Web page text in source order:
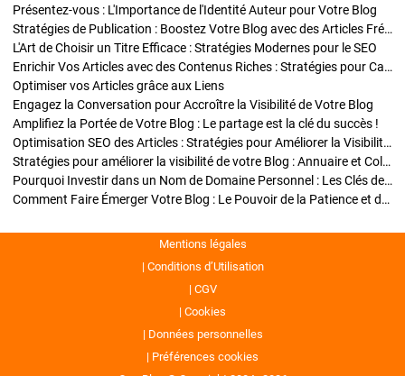
Présentez-vous : L'Importance de l'Identité Auteur pour Votre Blog
Stratégies de Publication : Boostez Votre Blog avec des Articles Fréquents et Exclusifs
L'Art de Choisir un Titre Efficace : Stratégies Modernes pour le SEO
Enrichir Vos Articles avec des Contenus Riches : Stratégies pour Captiver et Optimiser
Optimiser vos Articles grâce aux Liens
Engagez la Conversation pour Accroître la Visibilité de Votre Blog
Amplifiez la Portée de Votre Blog : Le partage est la clé du succès !
Optimisation SEO des Articles : Stratégies pour Améliorer la Visibilité de Votre Blog
Stratégies pour améliorer la visibilité de votre Blog : Annuaire et Collaborations
Pourquoi Investir dans un Nom de Domaine Personnel : Les Clés de la Réussite de Votre Blog
Comment Faire Émerger Votre Blog : Le Pouvoir de la Patience et de la Persévérance
Mentions légales
Conditions d’Utilisation
CGV
Cookies
Données personnelles
Préférences cookies